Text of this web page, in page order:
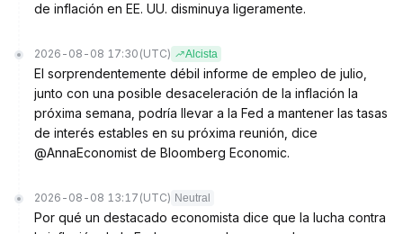
de inflación en EE. UU. disminuya ligeramente.
2026-08-08 17:30 (UTC) Alcista
El sorprendentemente débil informe de empleo de julio,
junto con una posible desaceleración de la inflación la
próxima semana, podría llevar a la Fed a mantener las tasas
de interés estables en su próxima reunión, dice
@AnnaEconomist de Bloomberg Economic.
2026-08-08 13:17 (UTC) Neutral
Por qué un destacado economista dice que la lucha contra